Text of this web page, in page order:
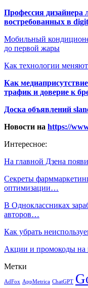
Профессия дизайнера
востребованных в
Мобильный
до первой жары
Как технологии
Как
трафик и доверие к
Доска объявлений
Новости на https://
Интересное:
На главной Дзена
Секреты
оптимизации…
В Одноклассниках
авторов…
Как убрать
Акции и промокоды на
Метки
AdFox AppMetrica ChatGPT